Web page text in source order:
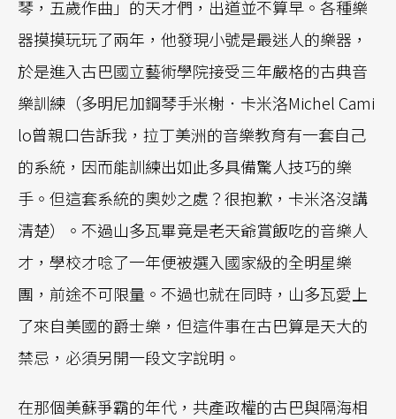
琴，五歲作曲」的天才們，出道並不算早。各種樂
器摸摸玩玩了兩年，他發現小號是最迷人的樂器，
於是進入古巴國立藝術學院接受三年嚴格的古典音
樂訓練（多明尼加鋼琴手米榭．卡米洛Michel Cami
lo曾親口告訴我，拉丁美洲的音樂教育有一套自己
的系統，因而能訓練出如此多具備驚人技巧的樂
手。但這套系統的奧妙之處？很抱歉，卡米洛沒講
清楚）。不過山多瓦畢竟是老天爺賞飯吃的音樂人
才，學校才唸了一年便被選入國家級的全明星樂
團，前途不可限量。不過也就在同時，山多瓦愛上
了來自美國的爵士樂，但這件事在古巴算是天大的
禁忌，必須另開一段文字說明。
在那個美蘇爭霸的年代，共產政權的古巴與隔海相